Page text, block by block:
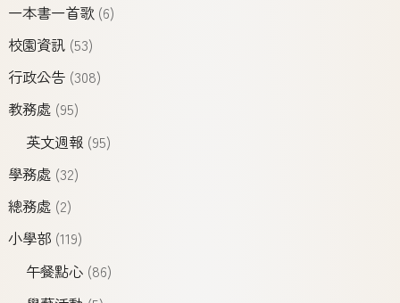
一本書一首歌(6)
校園資訊(53)
行政公告(308)
教務處(95)
英文週報(95)
學務處(32)
總務處(2)
小學部(119)
午餐點心(86)